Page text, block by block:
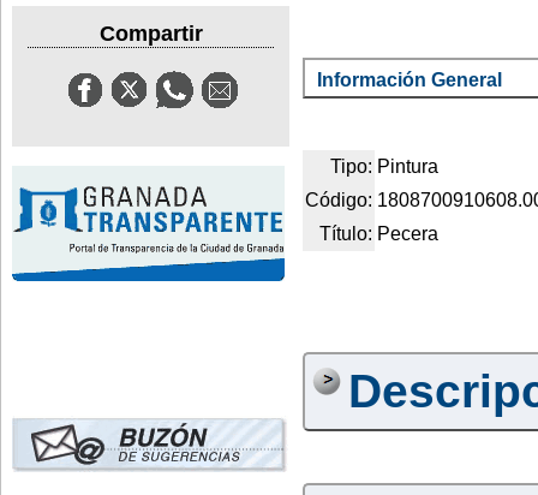
Compartir
Información General
Tipo: Pintura
Código:
Título: Pecera